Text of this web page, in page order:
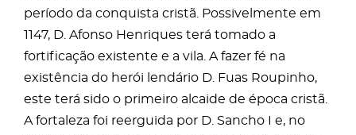
período da conquista cristã. Possivelmente em
1147, D. Afonso Henriques terá tomado a
fortificação existente e a vila. A fazer fé na
existência do herói lendário D. Fuas Roupinho,
este terá sido o primeiro alcaide de época cristã.
A fortaleza foi reerguida por D. Sancho I e, no